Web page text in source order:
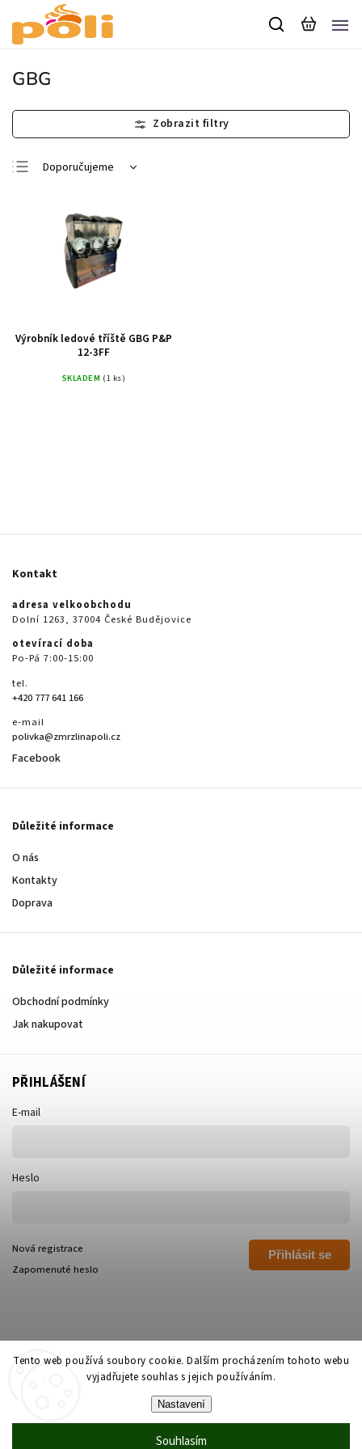
Tento web používá soubory cookie. Dalším procházením tohoto webu
vyjadřujete souhlas s jejich používáním.
Nastavení
Souhlasím
GBG
Doporučujeme
Nejdražší
Nejprodávanější
Abecedně
Výrobník ledové tříště GBG P&P
12-3FF
SKLADEM (1 ks)
Kontakt
adresa velkoobchodu
Dolní 1263, 37004 České Budějovice
otevírací doba
Po-Pá 7:00-15:00
tel.
+420 777 641 166
e-mail
polivka@zmrzlinapoli.cz
Facebook
Důležité informace
O nás
Kontakty
Doprava
Důležité informace
Obchodní podmínky
Jak nakupovat
PŘIHLÁŠENÍ
E-mail
Heslo
Přihlásit se
Nová registrace
Zapomenuté heslo
Vytvořil Shoptet
Copyright 2026 Polívka Libor - POLI . Všechna práva vyhrazena.
Grafický návrh vytvořil a nakódoval